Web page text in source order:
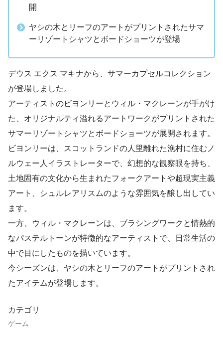
開
ヤシの木とリーフのアートがプリントされたサマ
ーリゾートシャツとボードショーツが登場
デウス エクス マキナから、サマーカプセルコレクション
が登場しました。
アーティストのビヨンリーとウィル・マクレーンが手がけ
た、オリジナルティ溢れるアートワークがプリントされた
サマーリゾートシャツとボードショーツが展開されます。
ビヨンリーは、スコットランドの人里離れた漁村に住むノ
ルウェー人イラストレーターで、幻想的な観察眼を持ち、
土地固有の文化から生まれたフォークアートや超現実主義
アート、シュルレアリスムのような雰囲気を醸し出してい
ます。
一方、ウィル・マクレーンは、ブラシングワークと情熱的
なパステルトーンが特徴的なアーティストで、日常生活の
中で目にしたものを描いています。
今シーズンは、ヤシの木とリーフのアートがプリントされ
たアイテムが登場します。
カテゴリ
ゲーム